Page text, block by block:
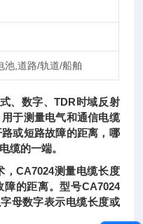
池,道路/轨道/船舶
、数字、TDR时域反射
于测量电气和通信电缆
或短路故障的距离，哪
缆的一端。
，CA7024测量电缆长度
障的距离。型号CA7024
母数字表示电缆长度或